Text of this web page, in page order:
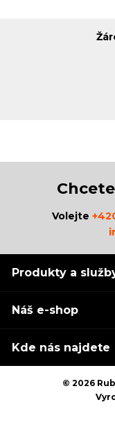
Volejte
Produkty a
Náš e-shop
Kde nás najdete
© 2026